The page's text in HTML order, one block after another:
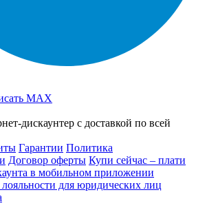
MAX
дискаунтер с доставкой по всей
Гарантии Политика
Договор оферты Купи сейчас – плати
в мобильном приложении
для юридических лиц